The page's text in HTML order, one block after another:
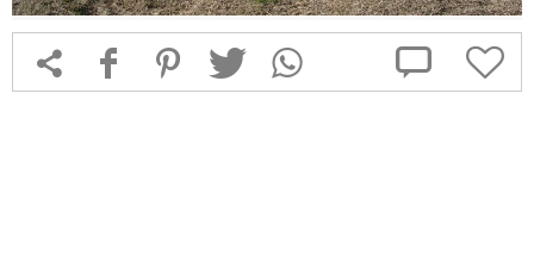
 f 1 T  